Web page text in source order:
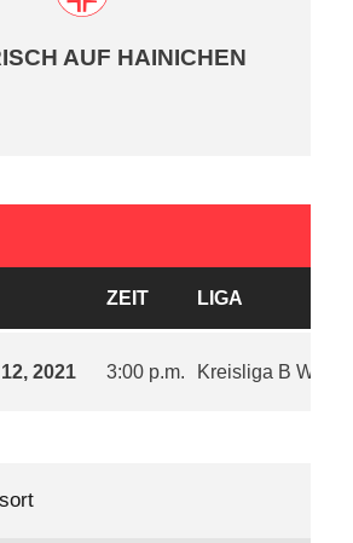
AUF HAINICHEN
ZEIT LIGA
2021 3:00 p.m. Kreisliga B West